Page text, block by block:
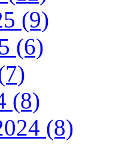
(9)
(6)
(8)
(8)